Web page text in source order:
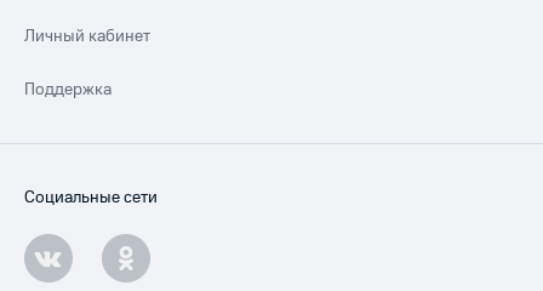
Личный кабинет
Поддержка
Социальные сети